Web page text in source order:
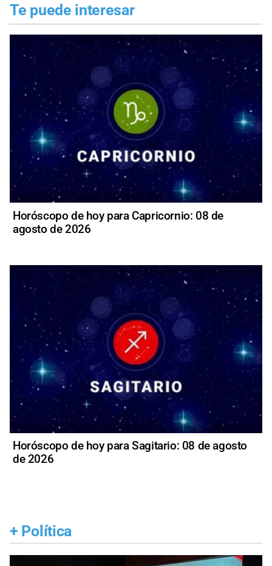
Te puede interesar
Horóscopo de hoy para Capricornio: 08 de
agosto de 2026
Horóscopo de hoy para Sagitario: 08 de agosto
de 2026
+ Política